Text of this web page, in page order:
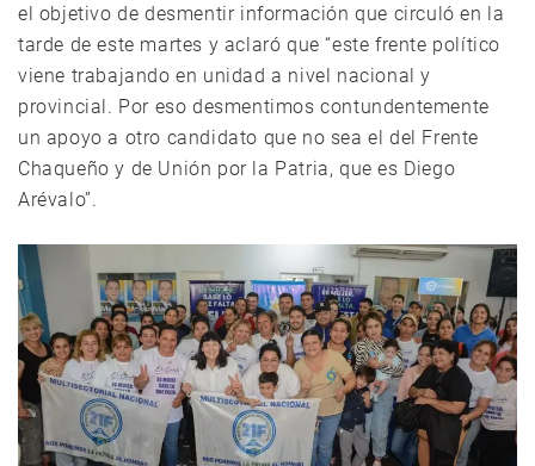
el objetivo de desmentir información que circuló en la
tarde de este martes y aclaró que “este frente político
viene trabajando en unidad a nivel nacional y
provincial. Por eso desmentimos contundentemente
un apoyo a otro candidato que no sea el del Frente
Chaqueño y de Unión por la Patria, que es Diego
Arévalo”.